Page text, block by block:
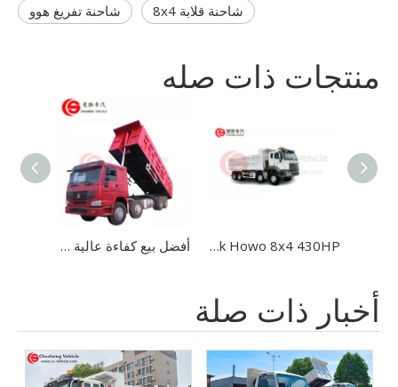
شاحنة تفريغ هوو
شاحنة قلابة 8x4
منتجات ذات صله
أفضل بيع كفاءة عالية Howo 8*4 Dump Truck 6*4 Small Dump Truck Sinotruk Howo 8x4 430HP شاحنة تفريغ ثقيلة
أخبار ذات صلة